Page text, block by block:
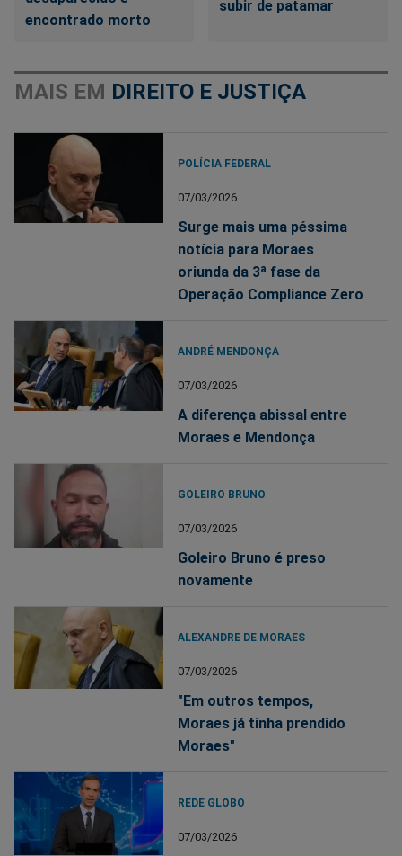
encontrado morto
subir de patamar
MAIS EM DIREITO E JUSTIÇA
POLÍCIA FEDERAL
07/03/2026
Surge mais uma péssima
notícia para Moraes
oriunda da 3ª fase da
Operação Compliance Zero
ANDRÉ MENDONÇA
07/03/2026
A diferença abissal entre
Moraes e Mendonça
GOLEIRO BRUNO
07/03/2026
Goleiro Bruno é preso
novamente
ALEXANDRE DE MORAES
07/03/2026
"Em outros tempos,
Moraes já tinha prendido
Moraes"
REDE GLOBO
07/03/2026